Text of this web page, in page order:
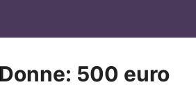
500 euro